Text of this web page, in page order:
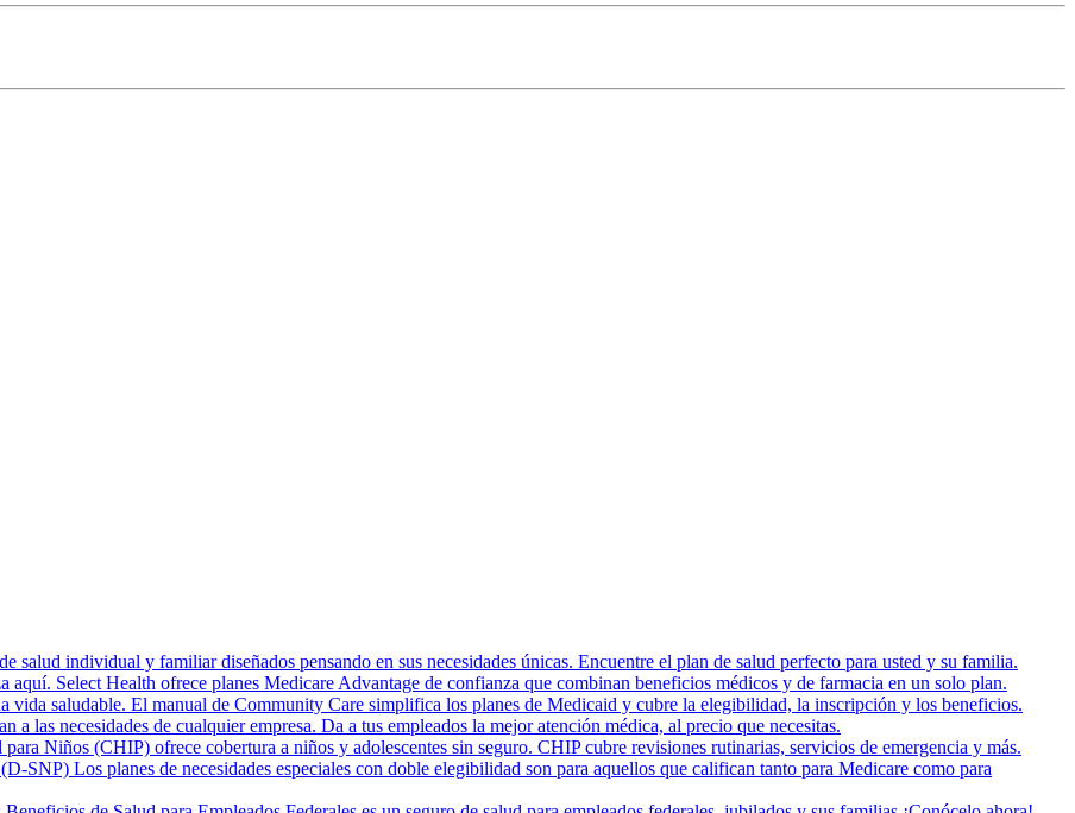
salud individual y familiar diseñados pensando en sus necesidades únicas. Encuentre el plan de salud perfecto para usted y su familia.
aquí. Select Health ofrece planes Medicare Advantage de confianza que combinan beneficios médicos y de farmacia en un solo plan.
vida saludable. El manual de Community Care simplifica los planes de Medicaid y cubre la elegibilidad, la inscripción y los beneficios.
a las necesidades de cualquier empresa. Da a tus empleados la mejor atención médica, al precio que necesitas.
Niños (CHIP) ofrece cobertura a niños y adolescentes sin seguro. CHIP cubre revisiones rutinarias, servicios de emergencia y más.
(D-SNP) Los planes de necesidades especiales con doble elegibilidad son para aquellos que califican tanto para Medicare como para